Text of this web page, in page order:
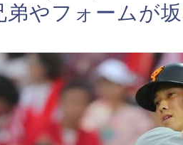
弟やフォームが